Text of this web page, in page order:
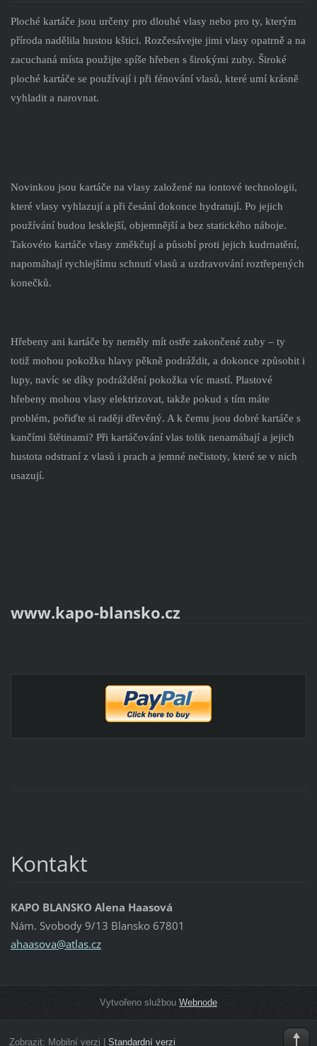
Ploché kartáče jsou určeny pro dlouhé vlasy nebo pro ty, kterým
příroda nadělila hustou kštici. Rozčesávejte jimi vlasy opatrně a na
zacuchaná místa použijte spíše hřeben s širokými zuby. Široké
ploché kartáče se používají i při fénování vlasů, které umí krásně
vyhladit a narovnat.
Novinkou jsou kartáče na vlasy založené na iontové technologii,
které vlasy vyhlazují a při česání dokonce hydratují. Po jejich
používání budou lesklejší, objemnější a bez statického náboje.
Takovéto kartáče vlasy změkčují a působí proti jejich kudrnatění,
napomáhají rychlejšímu schnutí vlasů a uzdravování roztřepených
konečků.
Hřebeny ani kartáče by neměly mít ostře zakončené zuby – ty
totiž mohou pokožku hlavy pěkně podráždit, a dokonce způsobit i
lupy, navíc se díky podráždění pokožka víc mastí. Plastové
hřebeny mohou vlasy elektrizovat, takže pokud s tím máte
problém, pořiďte si raději dřevěný. A k čemu jsou dobré kartáče s
kančími štětinami? Při kartáčování vlas tolik nenamáhají a jejich
hustota odstraní z vlasů i prach a jemné nečistoty, které se v nich
usazují.
www.kapo-blansko.cz
Kontakt
KAPO BLANSKO Alena Haasová
Nám. Svobody 9/13 Blansko 67801
ahaasova@atlas.cz
Vytvořeno službouWebnode
Zobrazit: Mobilní verzi | Standardní verzi